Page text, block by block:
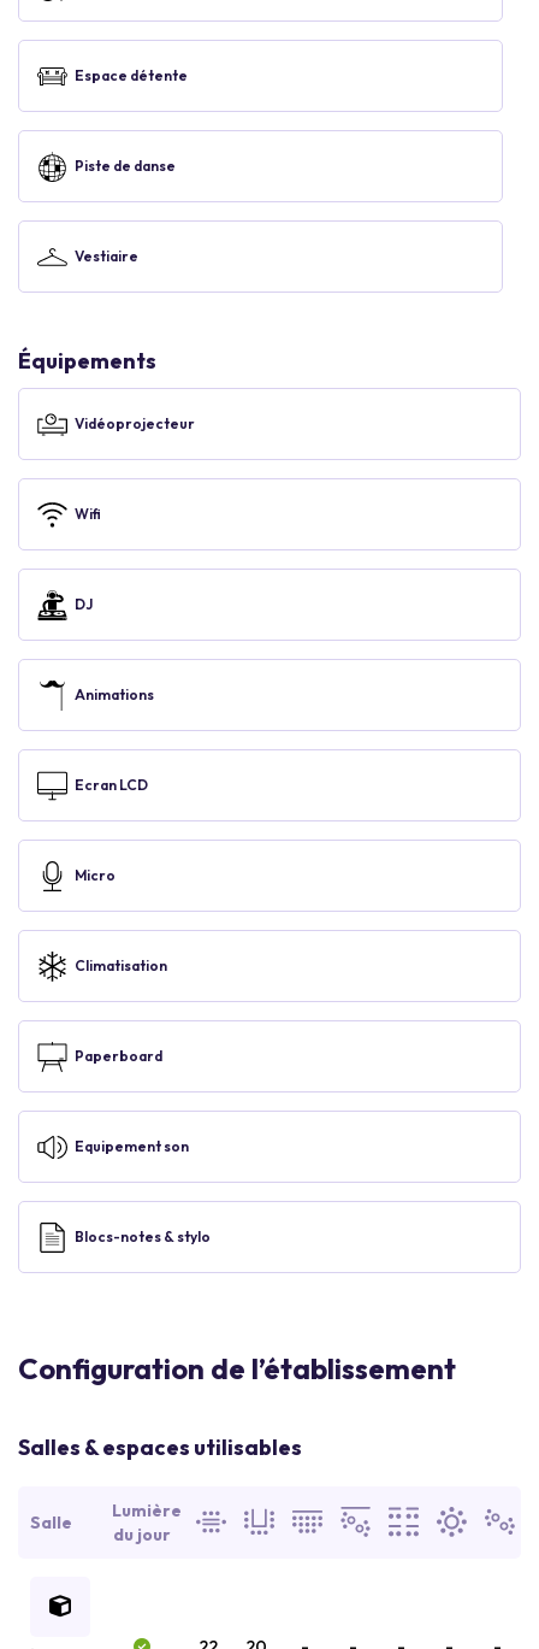
Espace détente
Piste de danse
Vestiaire
Équipements
Vidéoprojecteur
Wifi
DJ
Animations
Ecran LCD
Micro
Climatisation
Paperboard
Equipement son
Blocs-notes & stylo
Configuration de l’établissement
Salles & espaces utilisables
Salle
Lumière
du jour